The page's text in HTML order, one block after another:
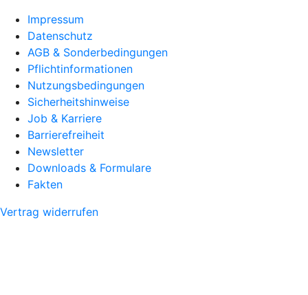
Impressum
Datenschutz
AGB & Sonderbedingungen
Pflichtinformationen
Nutzungsbedingungen
Sicherheitshinweise
Job & Karriere
Barrierefreiheit
Newsletter
Downloads & Formulare
Fakten
Vertrag widerrufen